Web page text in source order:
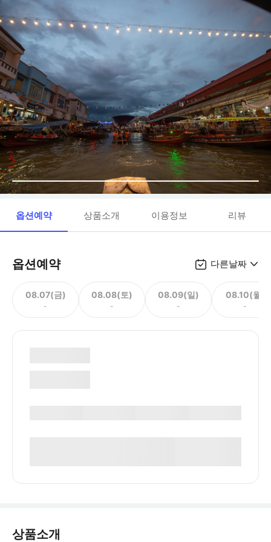
옵션예약 상품소개 이용정보 리뷰
옵션예약 다른날짜
08.07(금)
-
08.08(토)
-
08.09(일)
-
08.10(월)
-
상품소개